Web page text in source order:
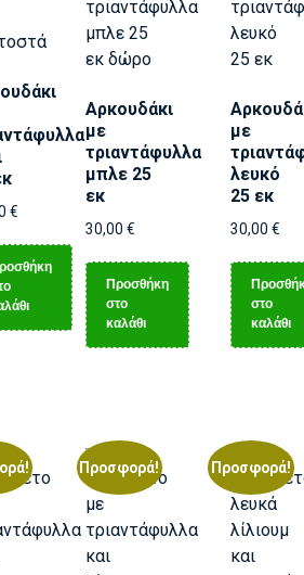
€
Αρκουδάκι
με
τριαντάφυλλα
μπλε 25
εκ
30,00 €
Προσθήκη
στο
καλάθι
με
λευκό
25 εκ
30,00 €
στο
καλάθι
Προσφορά! Προσφορά!